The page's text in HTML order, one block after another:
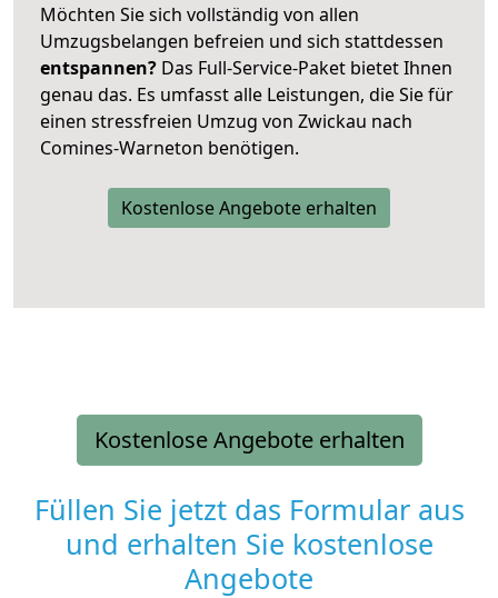
Möchten Sie sich vollständig von allen
Umzugsbelangen befreien und sich stattdessen
entspannen? Das Full-Service-Paket bietet Ihnen
genau das. Es umfasst alle Leistungen, die Sie für
einen stressfreien Umzug von Zwickau nach
Comines-Warneton benötigen.
Kostenlose Angebote erhalten
Kostenlose Angebote erhalten
Füllen Sie jetzt das Formular aus
und erhalten Sie kostenlose
Angebote